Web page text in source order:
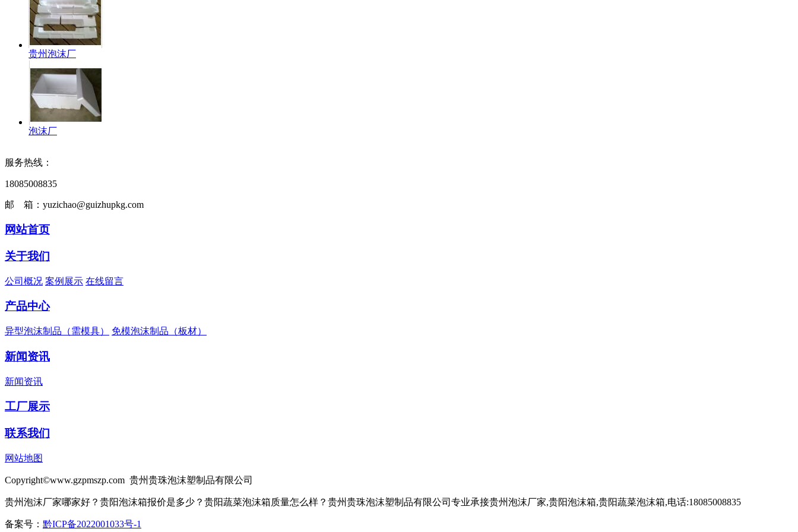
贵州泡沫厂
泡沫厂
服务热线：
18085008835
邮 箱：yuzichao@guizhupkg.com
网站首页
关于我们
公司概况 案例展示 在线留言
产品中心
异型泡沫制品（需模具） 免模泡沫制品（板材）
新闻资讯
新闻资讯
工厂展示
联系我们
网站地图
Copyright©www.gzpmszp.com 贵州贵珠泡沫塑制品有限公司
贵州泡沫厂家哪家好？贵阳泡沫箱报价是多少？贵阳蔬菜泡沫箱质量怎么样？贵州贵珠泡沫塑制品有限公司专业承接贵州泡沫厂家,贵阳泡沫箱,贵阳蔬菜泡沫箱,电话:18085008835
备案号： 黔ICP备2022001033号-1